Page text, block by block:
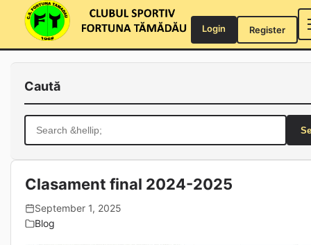
content
Login Register
Clasament final 2024-2025
September 1, 2025
Blog
Caută
for: